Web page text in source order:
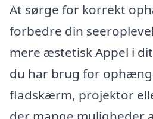
At sørge for korrekt
forbedre din
mere æstetisk Appel i
du har brug for
fladskærm, projektor